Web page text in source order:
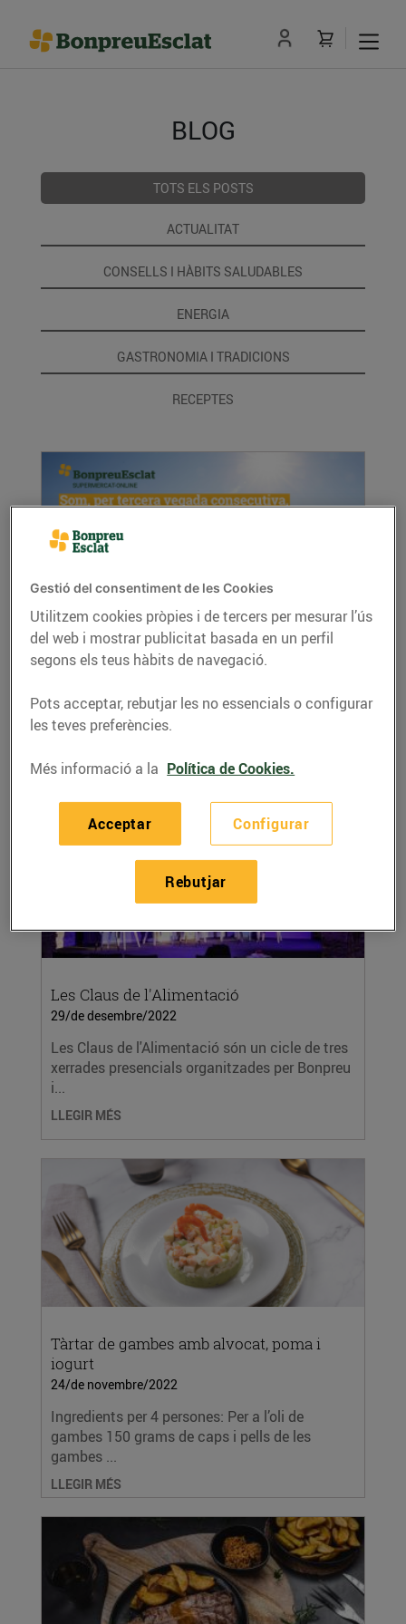
BLOG
TOTS ELS POSTS
ACTUALITAT
CONSELLS I HÀBITS SALUDABLES
ENERGIA
GASTRONOMIA I TRADICIONS
RECEPTES
Som el supermercat online més barat en
l'àmbit estatal, per tercera vegada
02/de gener/2023
Segons l’Observatori Trimestral de la Compra
LLEGIR MÉS
Les Claus de l'Alimentació
29/de desembre/2022
Les Claus de l'Alimentació són un cicle de tres
xerrades presencials organitzades per Bonpreu
i...
LLEGIR MÉS
Tàrtar de gambes amb alvocat, poma i
iogurt
24/de novembre/2022
Ingredients per 4 persones: Per a l’oli de
gambes 150 grams de caps i pells de les
gambes ...
LLEGIR MÉS
Gestió del consentiment de les Cookies
Utilitzem cookies pròpies i de tercers per mesurar l’ús
del web i mostrar publicitat basada en un perfil
segons els teus hàbits de navegació.
Pots acceptar, rebutjar les no essencials o configurar
les teves preferències.
Més informació a la Política de Cookies.
Configurar
Rebutjar
Acceptar